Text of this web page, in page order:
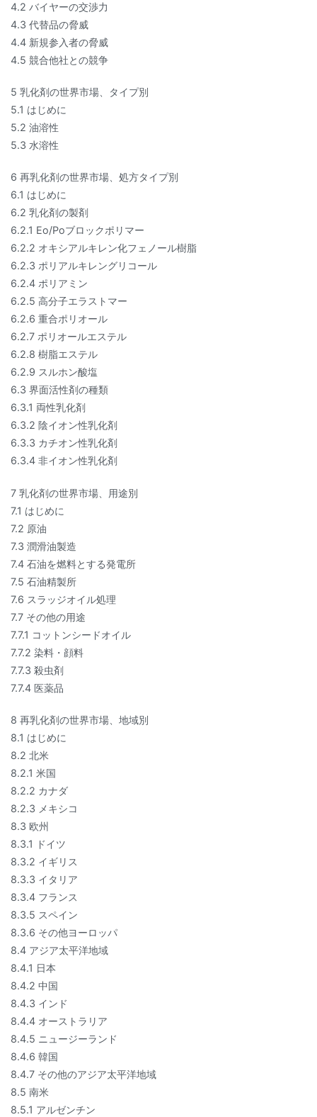
4.2 バイヤーの交渉力
4.3 代替品の脅威
4.4 新規参入者の脅威
4.5 競合他社との競争
5 乳化剤の世界市場、タイプ別
5.1 はじめに
5.2 油溶性
5.3 水溶性
6 再乳化剤の世界市場、処方タイプ別
6.1 はじめに
6.2 乳化剤の製剤
6.2.1 Eo/Poブロックポリマー
6.2.2 オキシアルキレン化フェノール樹脂
6.2.3 ポリアルキレングリコール
6.2.4 ポリアミン
6.2.5 高分子エラストマー
6.2.6 重合ポリオール
6.2.7 ポリオールエステル
6.2.8 樹脂エステル
6.2.9 スルホン酸塩
6.3 界面活性剤の種類
6.3.1 両性乳化剤
6.3.2 陰イオン性乳化剤
6.3.3 カチオン性乳化剤
6.3.4 非イオン性乳化剤
7 乳化剤の世界市場、用途別
7.1 はじめに
7.2 原油
7.3 潤滑油製造
7.4 石油を燃料とする発電所
7.5 石油精製所
7.6 スラッジオイル処理
7.7 その他の用途
7.7.1 コットンシードオイル
7.7.2 染料・顔料
7.7.3 殺虫剤
7.7.4 医薬品
8 再乳化剤の世界市場、地域別
8.1 はじめに
8.2 北米
8.2.1 米国
8.2.2 カナダ
8.2.3 メキシコ
8.3 欧州
8.3.1 ドイツ
8.3.2 イギリス
8.3.3 イタリア
8.3.4 フランス
8.3.5 スペイン
8.3.6 その他ヨーロッパ
8.4 アジア太平洋地域
8.4.1 日本
8.4.2 中国
8.4.3 インド
8.4.4 オーストラリア
8.4.5 ニュージーランド
8.4.6 韓国
8.4.7 その他のアジア太平洋地域
8.5 南米
8.5.1 アルゼンチン